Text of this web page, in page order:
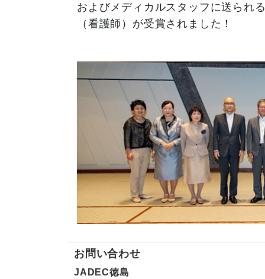
およびメディカルスタッフに送られ
（看護師） が受賞されました！
お問い合わせ
JADEC徳島